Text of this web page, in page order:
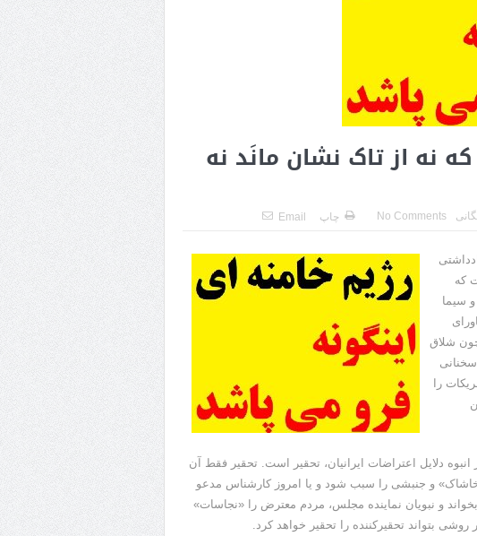
نه از تاک‌ نشان مانَد نه
No Comments چاپ Email
که
و سیما
شلاق
را
دلایل اعتراضات ایرانیان، تحقیر است. تحقیر فقط آن
بگوید «خس و خاشاک» و جنبشی را سبب شود و یا امروز کارشناس مدعو
و نبویان نماینده مجلس، مردم معترض را «نجاسات»
بتواند تحقیرکننده را تحقیر خواهد کرد.